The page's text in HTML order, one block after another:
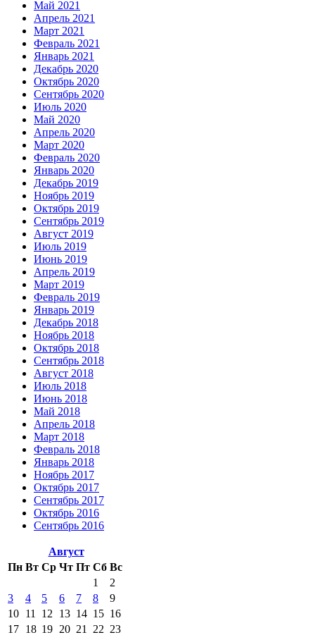
Май 2021
Апрель 2021
Март 2021
Февраль 2021
Январь 2021
Декабрь 2020
Октябрь 2020
Сентябрь 2020
Июль 2020
Май 2020
Апрель 2020
Март 2020
Февраль 2020
Январь 2020
Декабрь 2019
Ноябрь 2019
Октябрь 2019
Сентябрь 2019
Август 2019
Июль 2019
Июнь 2019
Апрель 2019
Март 2019
Февраль 2019
Январь 2019
Декабрь 2018
Ноябрь 2018
Октябрь 2018
Сентябрь 2018
Август 2018
Июль 2018
Июнь 2018
Май 2018
Апрель 2018
Март 2018
Февраль 2018
Январь 2018
Ноябрь 2017
Октябрь 2017
Сентябрь 2017
Октябрь 2016
Сентябрь 2016
Август
Пн Вт Ср Чт Пт Сб Вс
1
2
3
4 5 6 7 8
9
10 11 12 13 14 15 16
17 18 19 20 21 22 23